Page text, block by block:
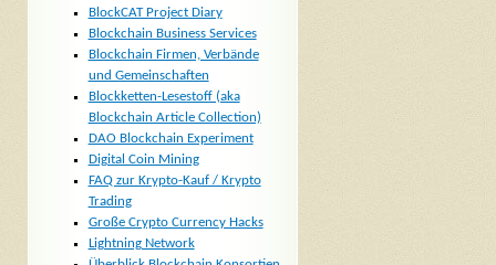
BlockCAT Project Diary
Blockchain Business Services
Blockchain Firmen, Verbände
und Gemeinschaften
Blockketten-Lesestoff (aka
Blockchain Article Collection)
DAO Blockchain Experiment
Digital Coin Mining
FAQ zur Krypto-Kauf / Krypto
Trading
Große Crypto Currency Hacks
Lightning Network